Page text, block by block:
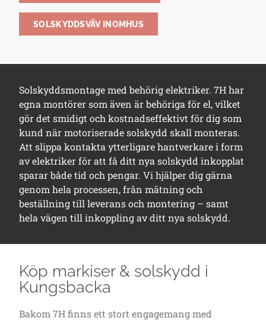
SOLSKYDDSVÄV INOMHUS
Solskyddsmontage med behörig elektriker. 7H har
egna montörer som även är behöriga för el, vilket
gör det smidigt och kostnadseffektivt för dig som
kund när motoriserade solskydd skall monteras.
Att slippa kontakta ytterligare hantverkare i form
av elektriker för att få ditt nya solskydd inkopplat
sparar både tid och pengar. Vi hjälper dig gärna
genom hela processen, från mätning och
beställning till leverans och montering – samt
hela vägen till inkoppling av ditt nya solskydd.
Köp markiser & solskydd i
Kungsbacka
Bakom 7H finns ett stort engagemang med